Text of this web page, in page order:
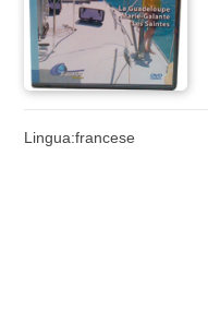
Lingua:francese